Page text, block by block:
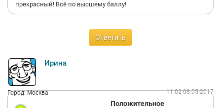
прекрасный! Всё по высшему баллу!
Ответить
Ирина
Город: Москва 11:02 08.05.2017
Положительное